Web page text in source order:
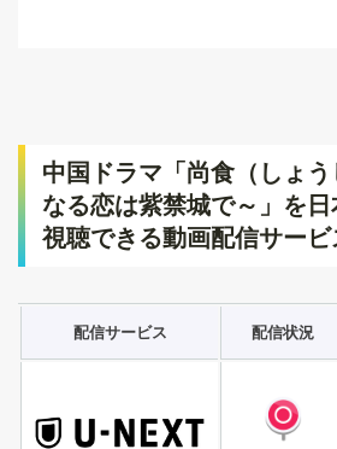
中国ドラマ「尚食（しょ
なる恋は紫禁城で～」を
視聴できる動画配信サービ
配信サービス 配信状況